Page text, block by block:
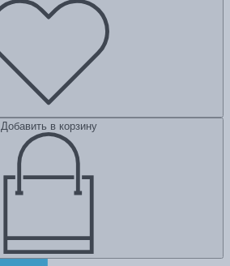
Добавить в корзину